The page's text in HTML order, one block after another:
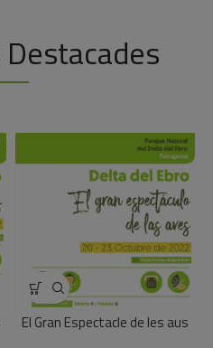
El Gran Espectacle de les aus